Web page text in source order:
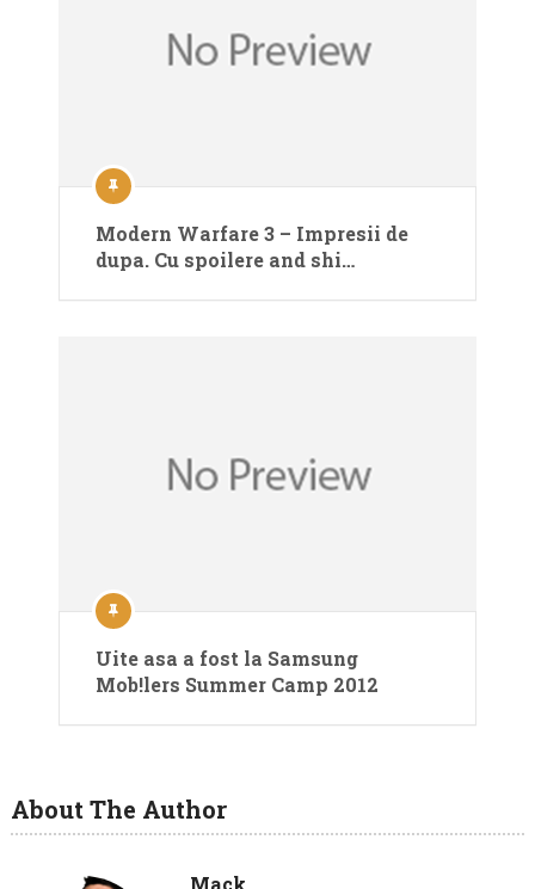
Modern Warfare 3 – Impresii de
dupa. Cu spoilere and shi…
Uite asa a fost la Samsung
Mob!lers Summer Camp 2012
About The Author
Mack